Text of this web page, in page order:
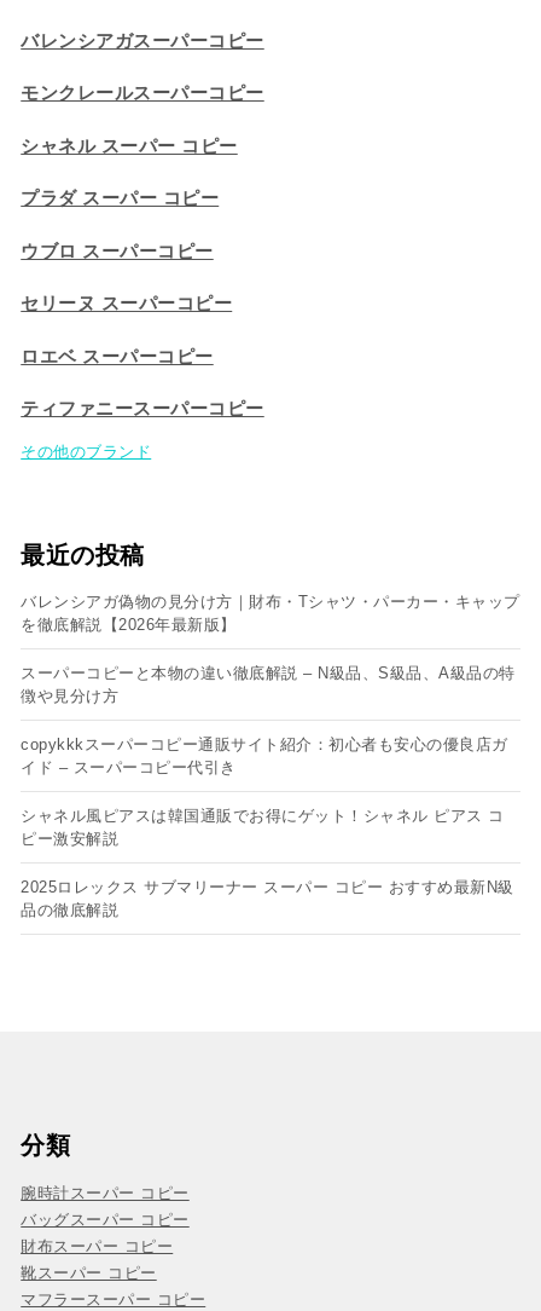
バレンシアガスーパーコピー
モンクレールスーパーコピー
シャネル スーパー コピー
プラダ スーパー コピー
ウブロ スーパーコピー
セリーヌ スーパーコピー​
ロエベ スーパーコピー
ティファニースーパーコピー
その他のブランド
最近の投稿
バレンシアガ偽物の見分け方｜財布・Tシャツ・パーカー・キャップ
を徹底解説【2026年最新版】
スーパーコピーと本物の違い徹底解説 – N級品、S級品、A級品の特
徴や見分け方
copykkkスーパーコピー通販サイト紹介：初心者も安心の優良店ガ
イド – スーパーコピー代引き
シャネル風ピアスは韓国通販でお得にゲット！シャネル ピアス コ
ピー​激安解説
2025ロレックス サブマリーナー スーパー コピー おすすめ最新N級
品の徹底解説
分類
腕時計スーパー コピー
バッグスーパー コピー
財布スーパー コピー
靴スーパー コピー
マフラースーパー コピー